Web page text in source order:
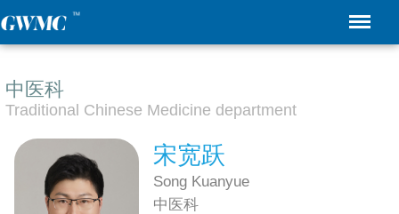
中医科
Traditional Chinese Medicine department
宋宽跃
Song Kuanyue
中医科